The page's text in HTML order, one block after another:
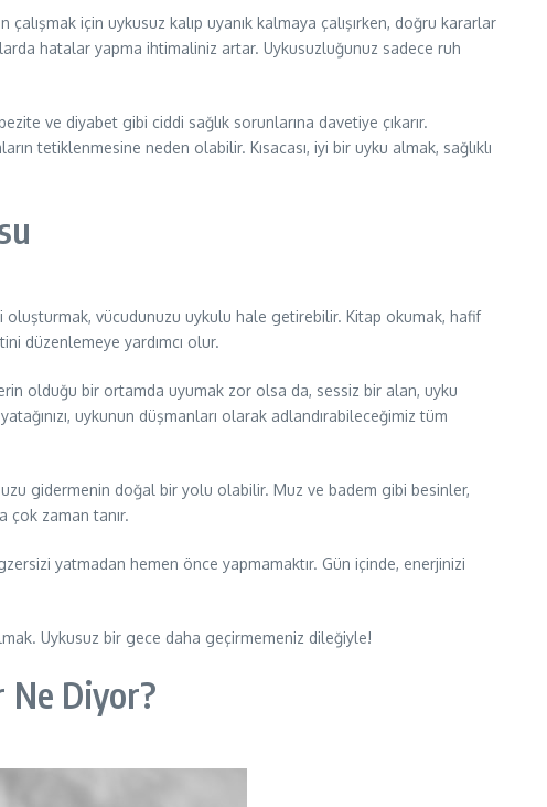
için uykusuz kalıp uyanık kalmaya çalışırken, doğru kararlar
hatalar yapma ihtimaliniz artar. Uykusuzluğunuz sadece ruh
ve diyabet gibi ciddi sağlık sorunlarına davetiye çıkarır.
tetiklenmesine neden olabilir. Kısacası, iyi bir uyku almak, sağlıklı
vücudunuzu uykulu hale getirebilir. Kitap okumak, hafif
düzenlemeye yardımcı olur.
olduğu bir ortamda uyumak zor olsa da, sessiz bir alan, uyku
uykunun düşmanları olarak adlandırabileceğimiz tüm
gidermenin doğal bir yolu olabilir. Muz ve badem gibi besinler,
çok zaman tanır.
yatmadan hemen önce yapmamaktır. Gün içinde, enerjinizi
Uykusuz bir gece daha geçirmemeniz dileğiyle!
Diyor?